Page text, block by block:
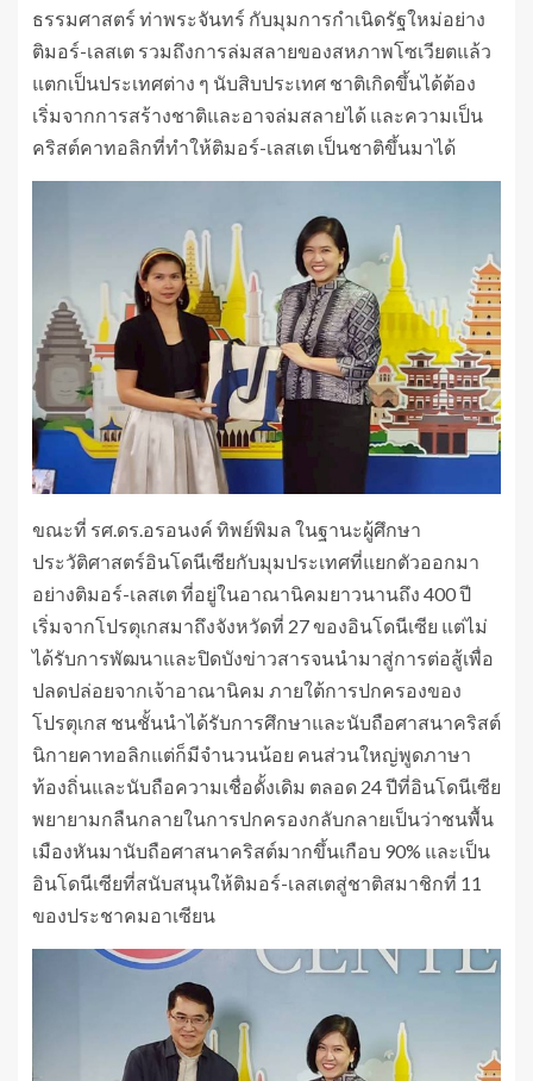
ธรรมศาสตร์ ท่าพระจันทร์ กับมุมการกำเนิดรัฐใหม่อย่าง
ติมอร์-เลสเต รวมถึงการล่มสลายของสหภาพโซเวียตแล้ว
แตกเป็นประเทศต่าง ๆ นับสิบประเทศ ชาติเกิดขึ้นได้ต้อง
เริ่มจากการสร้างชาติและอาจล่มสลายได้ และความเป็น
คริสต์คาทอลิกที่ทำให้ติมอร์-เลสเต เป็นชาติขึ้นมาได้
ขณะที่ รศ.ดร.อรอนงค์ ทิพย์พิมล ในฐานะผู้ศึกษา
ประวัติศาสตร์อินโดนีเซียกับมุมประเทศที่แยกตัวออกมา
อย่างติมอร์-เลสเต ที่อยู่ในอาณานิคมยาวนานถึง 400 ปี
เริ่มจากโปรตุเกสมาถึงจังหวัดที่ 27 ของอินโดนีเซีย แต่ไม่
ได้รับการพัฒนาและปิดบังข่าวสารจนนำมาสู่การต่อสู้เพื่อ
ปลดปล่อยจากเจ้าอาณานิคม ภายใต้การปกครองของ
โปรตุเกส ชนชั้นนำได้รับการศึกษาและนับถือศาสนาคริสต์
นิกายคาทอลิกแต่ก็มีจำนวนน้อย คนส่วนใหญ่พูดภาษา
ท้องถิ่นและนับถือความเชื่อดั้งเดิม ตลอด 24 ปีที่อินโดนีเซีย
พยายามกลืนกลายในการปกครองกลับกลายเป็นว่าชนพื้น
เมืองหันมานับถือศาสนาคริสต์มากขึ้นเกือบ 90% และเป็น
อินโดนีเซียที่สนับสนุนให้ติมอร์-เลสเตสู่ชาติสมาชิกที่ 11
ของประชาคมอาเซียน